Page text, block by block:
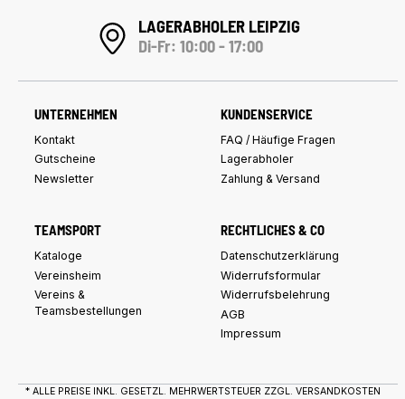
LAGERABHOLER LEIPZIG
Di-Fr: 10:00 - 17:00
UNTERNEHMEN
Kontakt
Gutscheine
Newsletter
KUNDENSERVICE
FAQ / Häufige Fragen
Lagerabholer
Zahlung & Versand
TEAMSPORT
Kataloge
Vereinsheim
Vereins &
Teamsbestellungen
RECHTLICHES & CO
Datenschutzerklärung
Widerrufsformular
Widerrufsbelehrung
AGB
Impressum
* ALLE PREISE INKL. GESETZL. MEHRWERTSTEUER ZZGL. VERSANDKOSTEN